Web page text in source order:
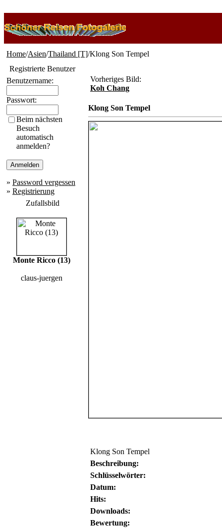
Home/Asien/Thailand [T]/Klong Son Tempel
Registrierte Benutzer
Benutzername:
Passwort:
Beim nächsten
Besuch
automatisch
anmelden?
» Password vergessen
» Registrierung
Zufallsbild
Monte Ricco (13)
claus-juergen
Vorheriges Bild:
Koh Chang
Klong Son Tempel
Klong Son Tempel
Beschreibung:
Schlüsselwörter:
Datum:
Hits:
Downloads:
Bewertung: